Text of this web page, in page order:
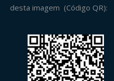
desta imagem (Código QR):